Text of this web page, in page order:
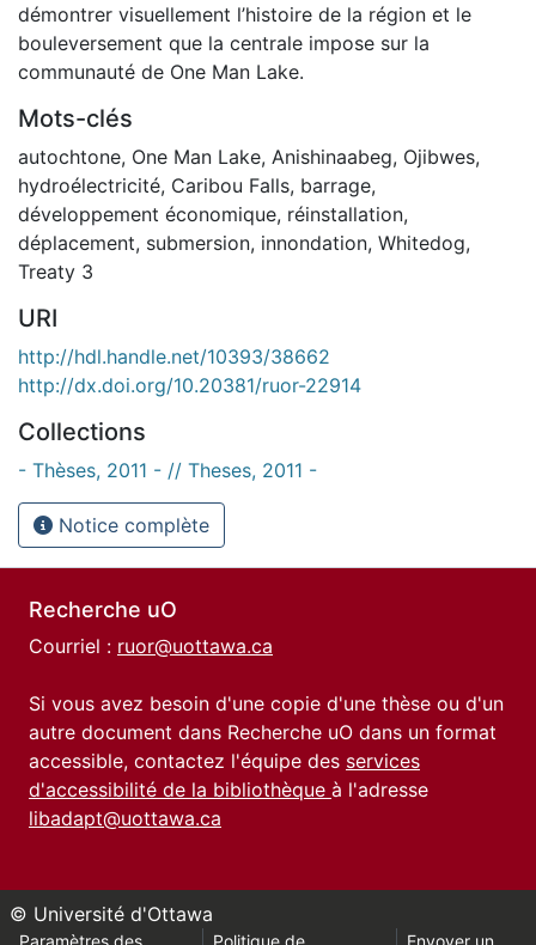
démontrer visuellement l’histoire de la région et le
bouleversement que la centrale impose sur la
communauté de One Man Lake.
Mots-clés
autochtone, One Man Lake, Anishinaabeg, Ojibwes,
hydroélectricité, Caribou Falls, barrage,
développement économique, réinstallation,
déplacement, submersion, innondation, Whitedog,
Treaty 3
URI
http://hdl.handle.net/10393/38662
http://dx.doi.org/10.20381/ruor-22914
Collections
- Thèses, 2011 - // Theses, 2011 -
Notice complète
Recherche uO
Courriel : ruor@uottawa.ca
Si vous avez besoin d'une copie d'une thèse ou d'un
autre document dans Recherche uO dans un format
accessible, contactez l'équipe des services
d'accessibilité de la bibliothèque à l'adresse
libadapt@uottawa.ca
© Université d'Ottawa